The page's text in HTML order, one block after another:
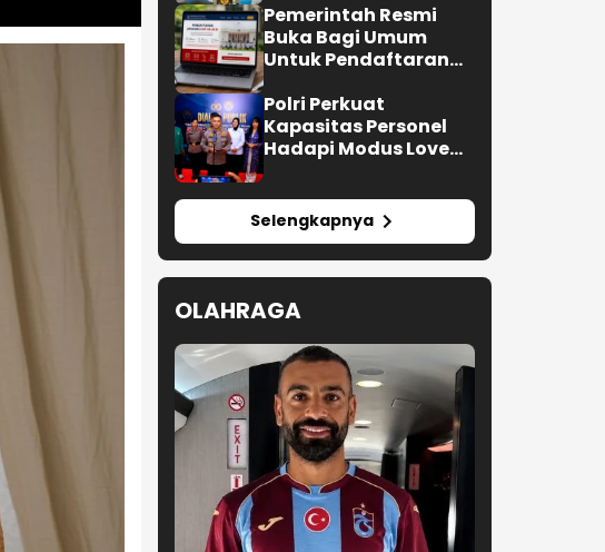
SPPG
Pemerintah Resmi
Buka Bagi Umum
Untuk Pendaftaran
Polri Perkuat
Kapasitas Personel
Hadapi Modus Love
Selengkapnya
OLAHRAGA